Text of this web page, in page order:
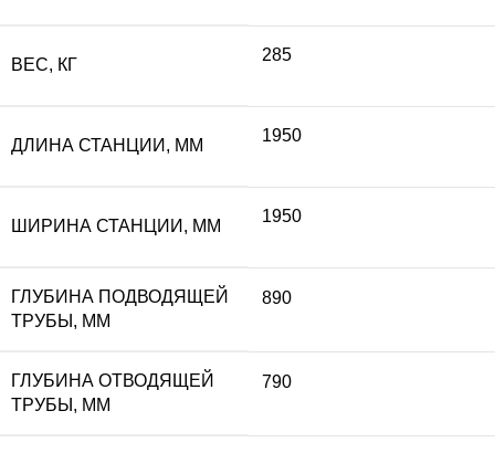
ВЕС, КГ
285
ДЛИНА СТАНЦИИ, ММ
1950
ШИРИНА СТАНЦИИ, ММ
1950
ГЛУБИНА ПОДВОДЯЩЕЙ
ТРУБЫ, ММ
890
ГЛУБИНА ОТВОДЯЩЕЙ
ТРУБЫ, ММ
790